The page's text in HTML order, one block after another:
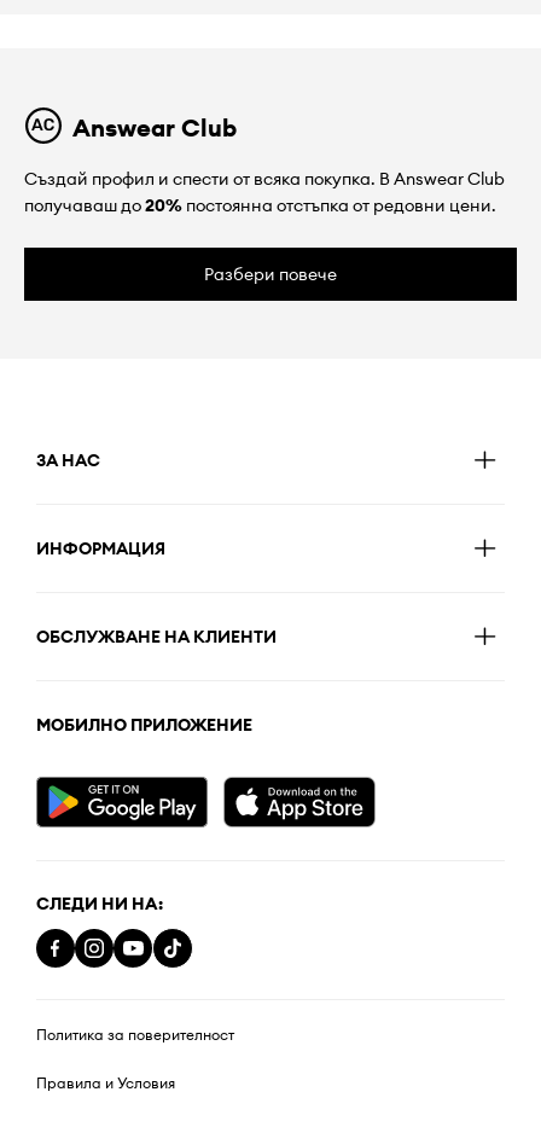
Answear Club
Създай профил и спести от всяка покупка. В Answear Club
получаваш до20% постоянна отстъпка от редовни цени.
Разбери повече
ЗА НАС
ИНФОРМАЦИЯ
ОБСЛУЖВАНЕ НА КЛИЕНТИ
МОБИЛНО ПРИЛОЖЕНИЕ
СЛЕДИ НИ НА:
Политика за поверителност
Правила и Условия